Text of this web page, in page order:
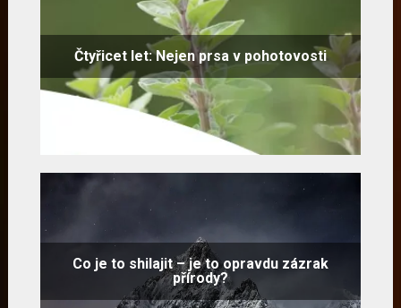
Čtyřicet let: Nejen prsa v pohotovosti
Co je to shilajit – je to opravdu zázrak
přírody?